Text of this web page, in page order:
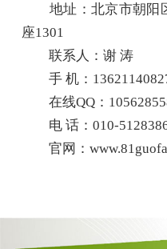
地址：北京市朝阳
座1301
联系人：谢 涛
手 机：13621140827
在线QQ：
电 话：010-
官网：